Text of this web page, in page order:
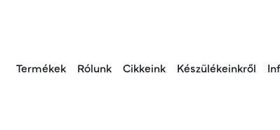
Termékek Rólunk Cikkeink Készülékeinkről